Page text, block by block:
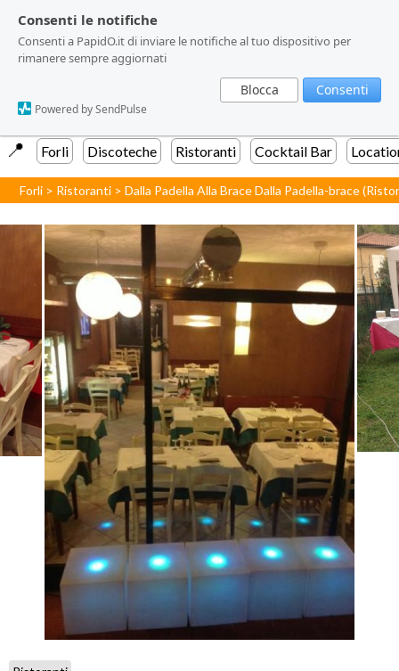
Consenti le notifiche
Consenti a PapidO.it di inviare le notifiche al tuo dispositivo per
rimanere sempre aggiornati
Blocca Consenti
Powered by SendPulse
Consenti le notifiche
Consenti a PapidO.it di inviare le notifiche al tuo dispositivo per
rimanere sempre aggiornati
Blocca Consenti
Powered by SendPulse
📍️ Forli Discoteche Ristoranti Cocktail Bar
Forli > Ristoranti >Dalla Padella Alla Brace Dalla Padella-brace